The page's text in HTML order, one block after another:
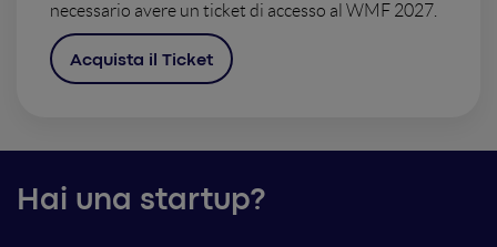
necessario avere un ticket di accesso al WMF 2027.
Acquista il Ticket
Hai una startup?